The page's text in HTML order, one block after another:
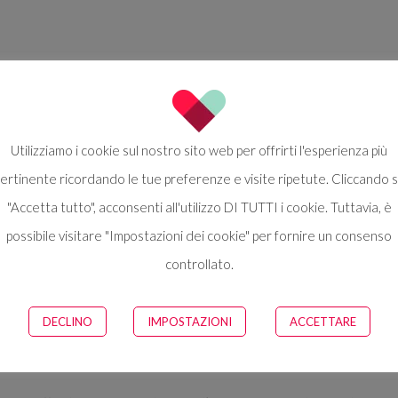
Utilizziamo i cookie sul nostro sito web per offrirti l'esperienza più
ricordando le tue preferenze e visite ripetute. Cliccando
"Accetta tutto", acconsenti all'utilizzo DI TUTTI i cookie. Tuttavia, è
possibile visitare "Impostazioni dei cookie" per fornire un consenso
controllato.
DECLINO IMPOSTAZIONI ACCETTARE